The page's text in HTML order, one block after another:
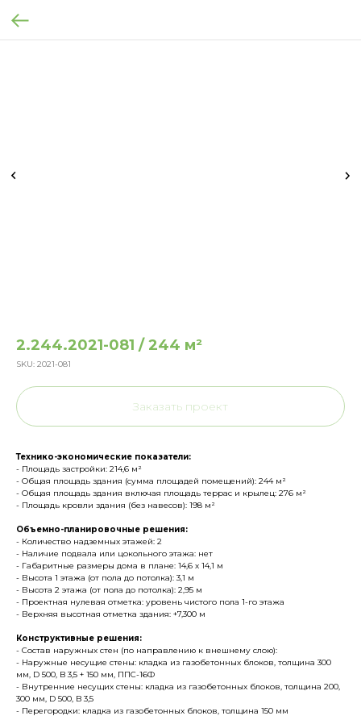
2.244.2021-081 / 244 м²
SKU: 2021-081
Заказать проект
Технико-экономические показатели:
- Площадь застройки: 214,6 м²
- Общая площадь здания (сумма площадей помещений): 244 м²
- Общая площадь здания включая площадь террас и крылец: 276 м²
- Площадь кровли здания (без навесов): 198 м²
Объемно-планировочные решения:
- Количество надземных этажей: 2
- Наличие подвала или цокольного этажа: нет
- Габаритные размеры дома в плане: 14,6 х 14,1 м
- Высота 1 этажа (от пола до потолка): 3,1 м
- Высота 2 этажа (от пола до потолка): 2,95 м
- Проектная нулевая отметка: уровень чистого пола 1-го этажа
- Верхняя высотная отметка здания: +7,300 м
Конструктивные решения:
- Состав наружных стен (по направлению к внешнему слою):
- Наружные несущие стены: кладка из газобетонных блоков, толщина 300
мм, D 500, B 3,5 + 150 мм, ППС-16Ф
- Внутренние несущих стены: кладка из газобетонных блоков, толщина 200,
300 мм, D 500, B 3,5
- Перегородки: кладка из газобетонных блоков, толщина 150 мм